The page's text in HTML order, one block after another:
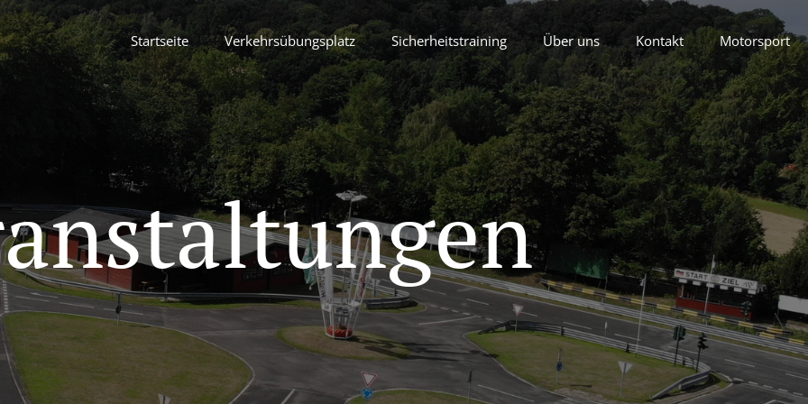
Startseite Verkehrsübungsplatz Sicherheitstraining Über uns Kontakt Motorsport